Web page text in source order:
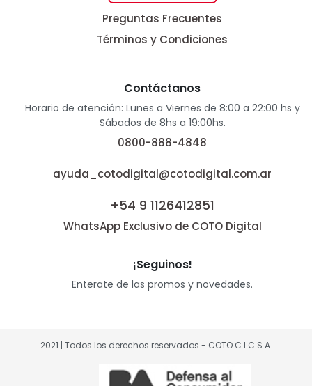
Preguntas Frecuentes
Términos y Condiciones
Contáctanos
Horario de atención: Lunes a Viernes de 8:00 a 22:00 hs y
Sábados de 8hs a 19:00hs.
0800-888-4848
ayuda_cotodigital@cotodigital.com.ar
+54 9 1126412851
WhatsApp Exclusivo de COTO Digital
¡Seguinos!
Enterate de las promos y novedades.
2021 | Todos los derechos reservados - COTO C.I.C.S.A.